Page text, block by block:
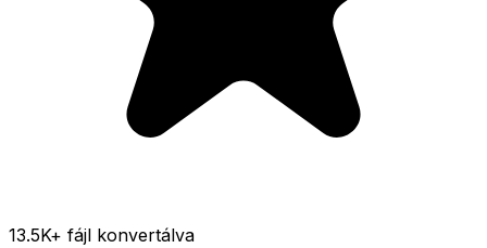
13.5K+ fájl konvertálva